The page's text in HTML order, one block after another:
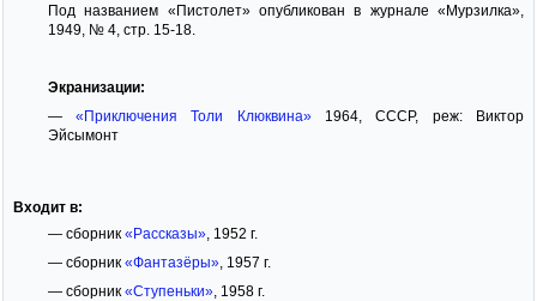
Под названием «Пистолет» опубликован в журнале «Мурзилка»,
1949, № 4, стр. 15-18.
Экранизации:
—«Приключения Толи Клюквина»1964, СССР, реж: Виктор
Эйсымонт
Входит в:
— сборник «Рассказы», 1952 г.
— сборник «Фантазёры», 1957 г.
— сборник «Ступеньки», 1958 г.